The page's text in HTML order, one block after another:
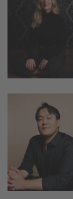
vergrößern